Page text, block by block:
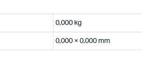
0,000 kg
0,000 × 0,000 mm